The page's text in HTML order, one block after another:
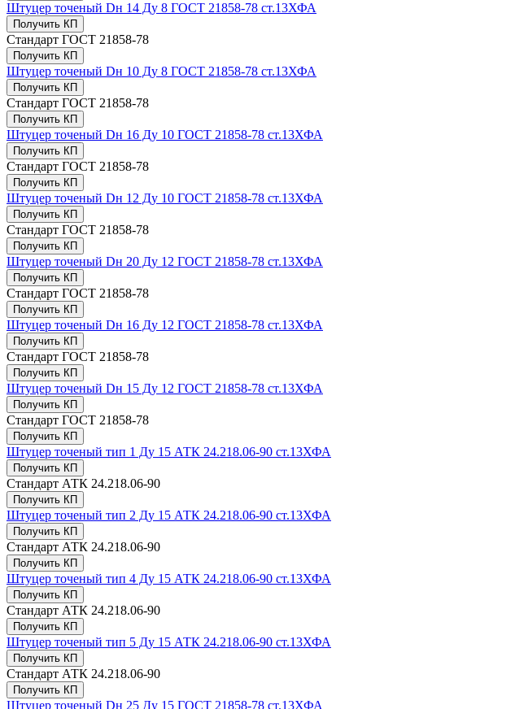
Штуцер точеный Dн 14 Ду 8 ГОСТ 21858-78 ст.13ХФА
Получить КП
Стандарт ГОСТ 21858-78
Получить КП
Штуцер точеный Dн 10 Ду 8 ГОСТ 21858-78 ст.13ХФА
Получить КП
Стандарт ГОСТ 21858-78
Получить КП
Штуцер точеный Dн 16 Ду 10 ГОСТ 21858-78 ст.13ХФА
Получить КП
Стандарт ГОСТ 21858-78
Получить КП
Штуцер точеный Dн 12 Ду 10 ГОСТ 21858-78 ст.13ХФА
Получить КП
Стандарт ГОСТ 21858-78
Получить КП
Штуцер точеный Dн 20 Ду 12 ГОСТ 21858-78 ст.13ХФА
Получить КП
Стандарт ГОСТ 21858-78
Получить КП
Штуцер точеный Dн 16 Ду 12 ГОСТ 21858-78 ст.13ХФА
Получить КП
Стандарт ГОСТ 21858-78
Получить КП
Штуцер точеный Dн 15 Ду 12 ГОСТ 21858-78 ст.13ХФА
Получить КП
Стандарт ГОСТ 21858-78
Получить КП
Штуцер точеный тип 1 Ду 15 АТК 24.218.06-90 ст.13ХФА
Получить КП
Стандарт АТК 24.218.06-90
Получить КП
Штуцер точеный тип 2 Ду 15 АТК 24.218.06-90 ст.13ХФА
Получить КП
Стандарт АТК 24.218.06-90
Получить КП
Штуцер точеный тип 4 Ду 15 АТК 24.218.06-90 ст.13ХФА
Получить КП
Стандарт АТК 24.218.06-90
Получить КП
Штуцер точеный тип 5 Ду 15 АТК 24.218.06-90 ст.13ХФА
Получить КП
Стандарт АТК 24.218.06-90
Получить КП
Штуцер точеный Dн 25 Ду 15 ГОСТ 21858-78 ст.13ХФА